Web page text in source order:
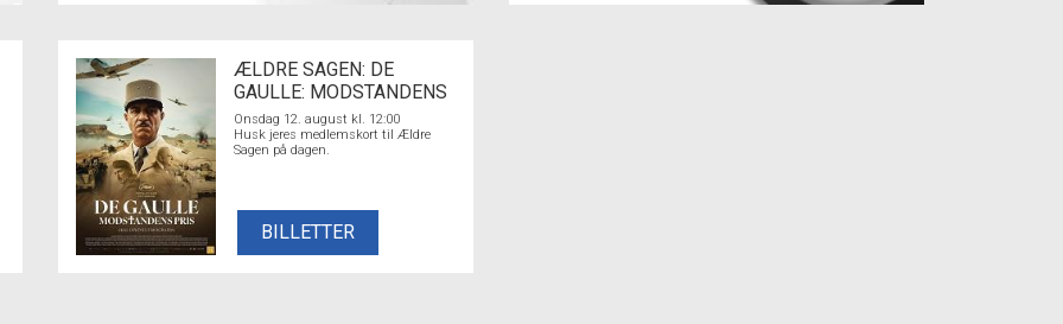
ÆLDRE SAGEN: DE
GAULLE: MODSTANDENS
PRIS
Onsdag 12. august kl. 12:00
Husk jeres medlemskort til Ældre
Sagen på dagen.
BILLETTER